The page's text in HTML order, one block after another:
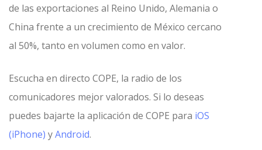
de las exportaciones al Reino Unido, Alemania o
China frente a un crecimiento de México cercano
al 50%, tanto en volumen como en valor.
Escucha en directo COPE, la radio de los
comunicadores mejor valorados. Si lo deseas
puedes bajarte la aplicación de COPE para iOS
(iPhone) yAndroid.